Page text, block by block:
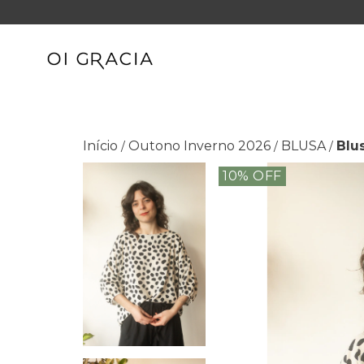
Início / Outono Inverno 2026 / BLUSA /
10% OFF